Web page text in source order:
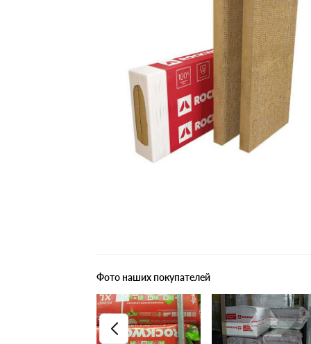
Утеплитель Isover
Плитные материалы
Фото наших покупателей